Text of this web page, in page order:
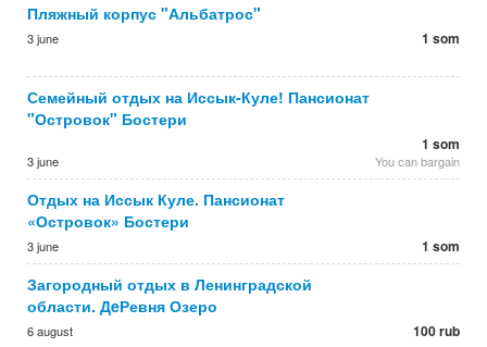
Пляжный корпус "Альбатрос"
3 june 1 som
Семейный отдых на Иссык-Куле! Пансионат
"Островок" Бостери
3 june
1 som
You can bargain
Отдых на Иссык Куле. Пансионат
«Островок» Бостери
3 june 1 som
Загородный отдых в Ленинградской
области. ДeРевня Озеро
6 august 100 rub